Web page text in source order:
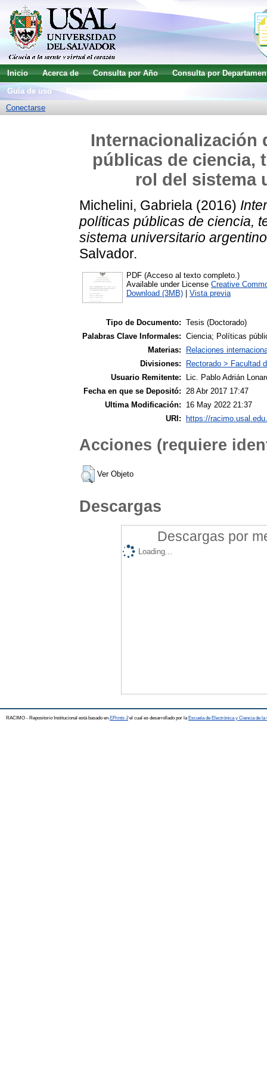
Inicio Acerca de Consulta por Año
Consulta por
Guía de uso
Conectarse
Internacionalización
públicas de ciencia,
rol del sistema
Michelini, Gabriela (2016)
políticas públicas de ciencia,
sistema universitario
Salvador.
PDF (Acceso al texto completo.)
Available under License Creative
Download (3MB)
Vista previa
Tipo de Documento: Tesis (Doctorado)
Palabras Clave Informales: Ciencia; Políticas
Materias:
Relaciones
Divisiones:
Rectorado > Facultad
Usuario Remitente:
Lic. Pablo Adrián
Fecha en que se Depositó: 28 Abr 2017 17:47
Ultima Modificación:
16 May 2022 21:37
URI:
https://
Acciones (requiere
Ver Objeto
Descargas
Descargas por
Loading...
RACIMO - Repositorio Institucional está basado en EPrints 3el cual es desarrollado por la Escuela de Electrónica y Ciencia de la